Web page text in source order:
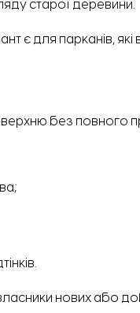
старої деревини.
є для парканів,
без повного
нових або